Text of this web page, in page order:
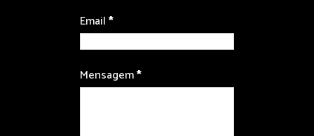
Email*
Mensagem*